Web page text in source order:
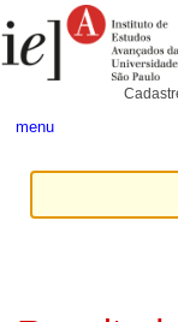
para
conteúdo.
Pessoais
menu